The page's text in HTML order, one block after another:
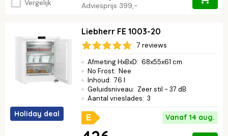
Vergelijk Adviesprijs 399,-
Holiday deal
Liebherr FE 1003-20
7 reviews
Afmeting HxBxD: 68x55x61 cm
No Frost: Nee
Inhoud: 76 l
Geluidsniveau: Zeer stil - 37 dB
Aantal vrieslades: 3
E Vanaf 14 aug.